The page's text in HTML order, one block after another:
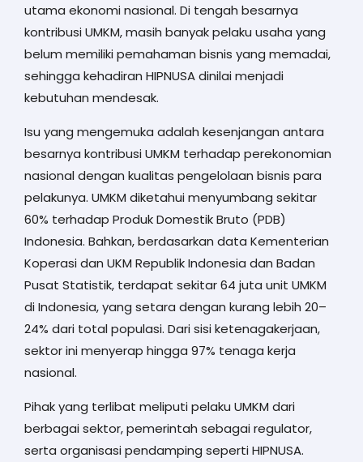
utama ekonomi nasional. Di tengah besarnya
kontribusi UMKM, masih banyak pelaku usaha yang
belum memiliki pemahaman bisnis yang memadai,
sehingga kehadiran HIPNUSA dinilai menjadi
kebutuhan mendesak.
Isu yang mengemuka adalah kesenjangan antara
besarnya kontribusi UMKM terhadap perekonomian
nasional dengan kualitas pengelolaan bisnis para
pelakunya. UMKM diketahui menyumbang sekitar
60% terhadap Produk Domestik Bruto (PDB)
Indonesia. Bahkan, berdasarkan data Kementerian
Koperasi dan UKM Republik Indonesia dan Badan
Pusat Statistik, terdapat sekitar 64 juta unit UMKM
di Indonesia, yang setara dengan kurang lebih 20–
24% dari total populasi. Dari sisi ketenagakerjaan,
sektor ini menyerap hingga 97% tenaga kerja
nasional.
Pihak yang terlibat meliputi pelaku UMKM dari
berbagai sektor, pemerintah sebagai regulator,
serta organisasi pendamping seperti HIPNUSA.